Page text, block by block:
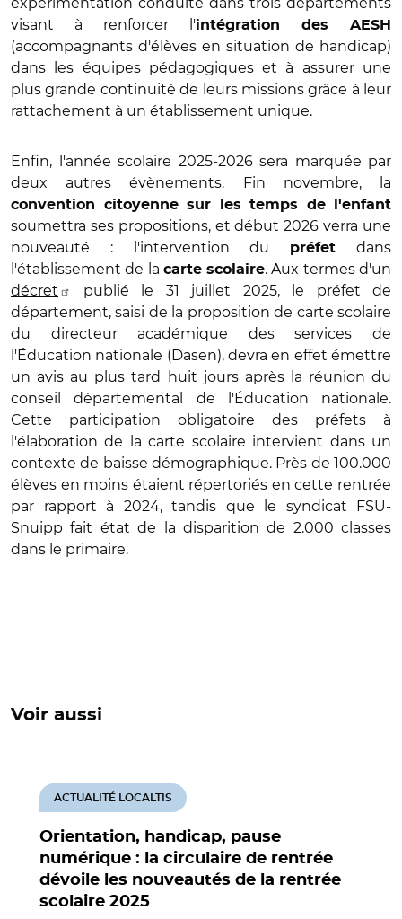
visant à renforcer l'intégration des AESH
(accompagnants d'élèves en situation de handicap)
dans les équipes pédagogiques et à assurer une
plus grande continuité de leurs missions grâce à leur
rattachement à un établissement unique.
Enfin, l'année scolaire 2025-2026 sera marquée par
deux autres évènements. Fin novembre, la
convention citoyenne sur les temps de l'enfant
soumettra ses propositions, et début 2026 verra une
nouveauté : l'intervention du
préfet
dans
l'établissement de la carte scolaire. Aux termes d'un
décret
publié le 31 juillet 2025, le préfet de
département, saisi de la proposition de carte scolaire
du directeur académique des services de
l'Éducation nationale (Dasen), devra en effet émettre
un avis au plus tard huit jours après la réunion du
conseil départemental de l'Éducation nationale.
Cette participation obligatoire des préfets à
l'élaboration de la carte scolaire intervient dans un
contexte de baisse démographique. Près de 100.000
élèves en moins étaient répertoriés en cette rentrée
par rapport à 2024, tandis que le syndicat FSU-
Snuipp fait état de la disparition de 2.000 classes
dans le primaire.
Voir aussi
Orientation, handicap, pause
numérique : la circulaire de rentrée
dévoile les nouveautés de la rentrée
scolaire 2025
ACTUALITÉ LOCALTIS